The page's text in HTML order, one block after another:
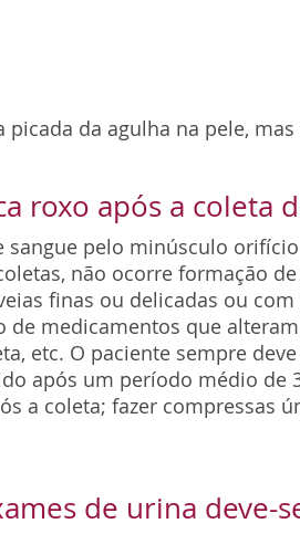
da agulha na pele,
roxo após a coleta
sangue pelo minúsculo
não ocorre formação
finas ou delicadas ou
de medicamentos que
etc. O paciente sempre
após um período médio de
a coleta; fazer compressas
de urina deve-